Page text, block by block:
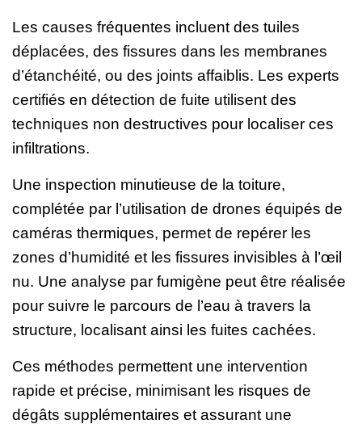
Les causes fréquentes incluent des tuiles
déplacées, des fissures dans les membranes
d’étanchéité, ou des joints affaiblis. Les experts
certifiés en détection de fuite utilisent des
techniques non destructives pour localiser ces
infiltrations.
Une inspection minutieuse de la toiture,
complétée par l’utilisation de drones équipés de
caméras thermiques, permet de repérer les
zones d’humidité et les fissures invisibles à l’œil
nu. Une analyse par fumigène peut être réalisée
pour suivre le parcours de l’eau à travers la
structure, localisant ainsi les fuites cachées.
Ces méthodes permettent une intervention
rapide et précise, minimisant les risques de
dégâts supplémentaires et assurant une